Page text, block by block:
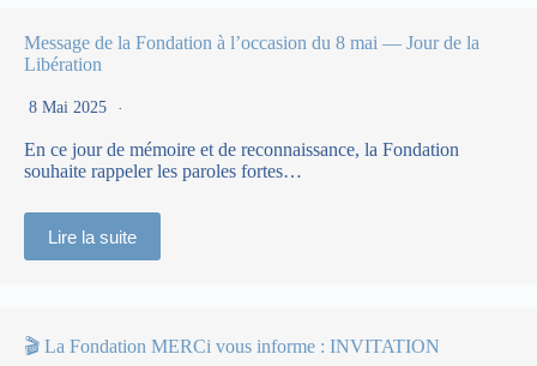
Message de la Fondation à l’occasion du 8 mai — Jour de la
Libération
8 Mai 2025
En ce jour de mémoire et de reconnaissance, la Fondation
souhaite rappeler les paroles fortes…
Lire la suite
🎬 La Fondation MERCi vous informe : INVITATION